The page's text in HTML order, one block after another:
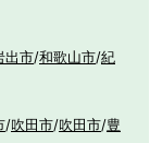
出市/和歌山市/紀
/吹田市/吹田市/豊